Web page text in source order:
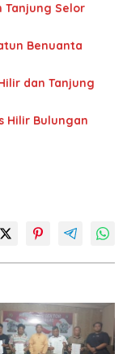
Tanjung Selor
Benuanta
dan Tanjung
Hilir Bulungan